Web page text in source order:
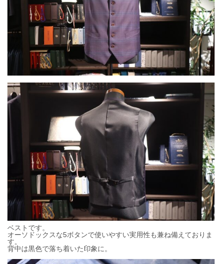
ベストです。
オーソドックスな5ボタンで使いやすい実用性も兼ね備えておりま
す。
背中は黒色で落ち着いた印象に。